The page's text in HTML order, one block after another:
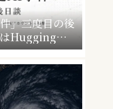
」三度目の後
Hugging
”4社4アカウ